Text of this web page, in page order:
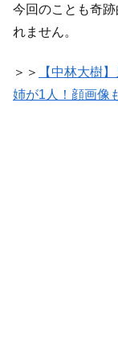
今回のことも奇
れません。
＞＞
【中林大樹
姉が1人！顔画像